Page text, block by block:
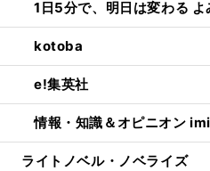
1日5分で、明日は変わる
kotoba
e!集英社
情報・知識＆オピニオン
ライトノベル・ノベライズ